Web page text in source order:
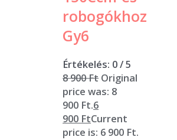
robogókhoz
Gy6
Értékelés: 0/ 5
8 900Ft Original
price was: 8
900 Ft.6
900 FtCurrent
price is: 6 900 Ft.